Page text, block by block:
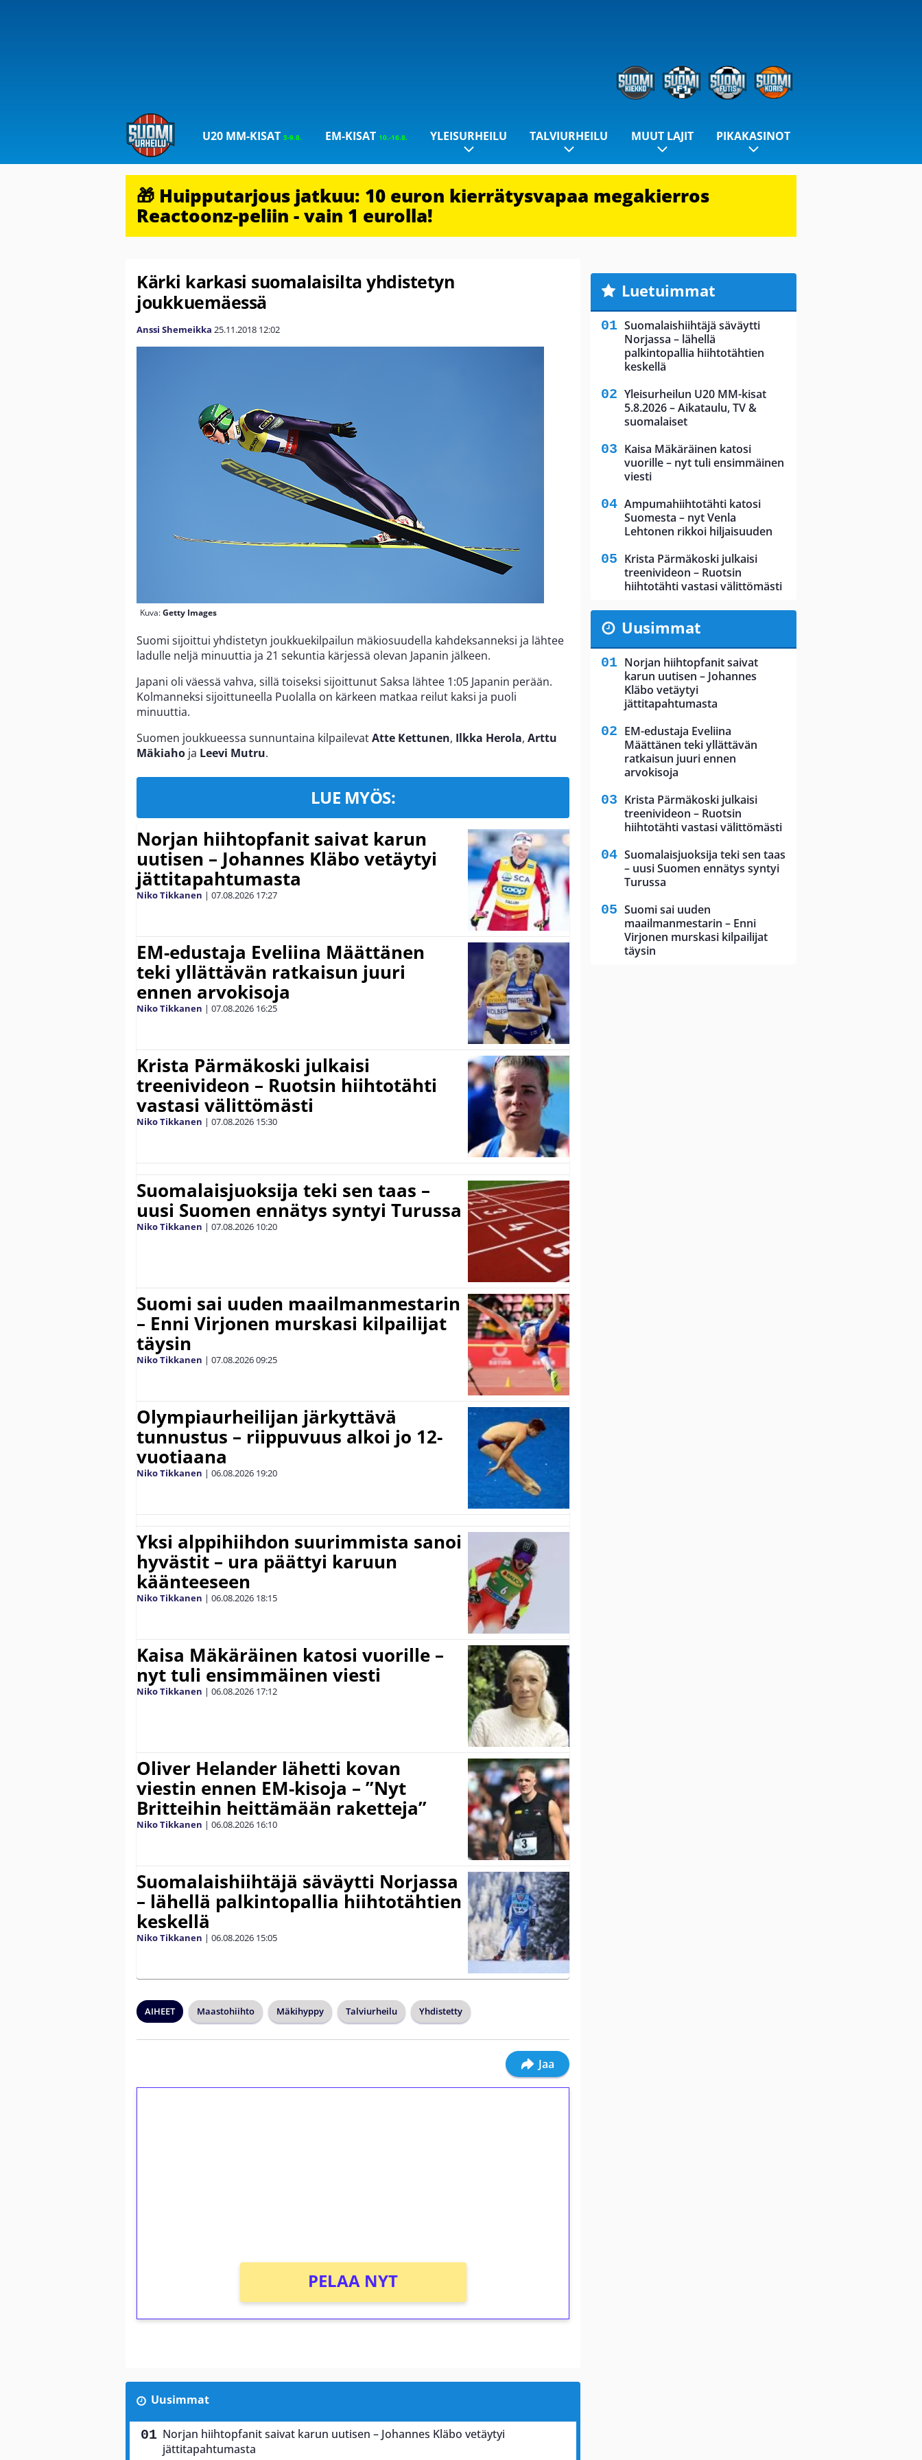
U20 MM-KISAT5-9.8. EM-KISAT 10.-16.8. YLEISURHEILU TALVIURHEILU MUUT LAJIT PIKAKASINOT
🎁 Huipputarjous jatkuu: 10 euron kierrätysvapaa megakierros
Reactoonz-peliin - vain 1 eurolla!
Kärki karkasi suomalaisilta yhdistetyn
joukkuemäessä
Anssi Shemeikka 25.11.2018 12:02
Kuva:Getty Images
Suomi sijoittui yhdistetyn joukkuekilpailun mäkiosuudella kahdeksanneksi ja lähtee
ladulle neljä minuuttia ja 21 sekuntia kärjessä olevan Japanin jälkeen.
Japani oli väessä vahva, sillä toiseksi sijoittunut Saksa lähtee 1:05 Japanin perään.
Kolmanneksi sijoittuneella Puolalla on kärkeen matkaa reilut kaksi ja puoli
minuuttia.
Suomen joukkueessa sunnuntaina kilpailevatAtte Kettunen, Ilkka Herola, Arttu
Mäkiaho ja Leevi Mutru.
LUE MYÖS:
Norjan hiihtopfanit saivat karun
uutisen – Johannes Kläbo vetäytyi
jättitapahtumasta
Niko Tikkanen | 07.08.2026 17:27
EM-edustaja Eveliina Määttänen
teki yllättävän ratkaisun juuri
ennen arvokisoja
Niko Tikkanen | 07.08.2026 16:25
Krista Pärmäkoski julkaisi
treenivideon – Ruotsin hiihtotähti
vastasi välittömästi
Niko Tikkanen | 07.08.2026 15:30
Suomalaisjuoksija teki sen taas –
uusi Suomen ennätys syntyi Turussa
Niko Tikkanen | 07.08.2026 10:20
Suomi sai uuden maailmanmestarin
– Enni Virjonen murskasi kilpailijat
täysin
Niko Tikkanen | 07.08.202609:25
Olympiaurheilijan järkyttävä
tunnustus – riippuvuus alkoi jo 12-
vuotiaana
Niko Tikkanen | 06.08.2026 19:20
Yksi alppihiihdon suurimmista sanoi
hyvästit – ura päättyi karuun
käänteeseen
Niko Tikkanen | 06.08.2026 18:15
Kaisa Mäkäräinen katosi vuorille –
nyt tuli ensimmäinen viesti
Niko Tikkanen | 06.08.2026 17:12
Oliver Helander lähetti kovan
viestin ennen EM-kisoja – ”Nyt
Britteihin heittämään raketteja”
Niko Tikkanen | 06.08.2026 16:10
Suomalaishiihtäjä säväytti Norjassa
– lähellä palkintopallia hiihtotähtien
keskellä
Niko Tikkanen | 06.08.2026 15:05
AIHEET Maastohiihto Mäkihyppy Talviurheilu Yhdistetty
Jaa
PELAA NYT
Uusimmat
Norjan hiihtopfanit saivat karun uutisen – Johannes Kläbo vetäytyi
jättitapahtumasta
Luetuimmat
Suomalaishiihtäjä säväytti
Norjassa – lähellä
palkintopallia hiihtotähtien
keskellä
Yleisurheilun U20 MM-kisat
5.8.2026 – Aikataulu, TV &
suomalaiset
Kaisa Mäkäräinen katosi
vuorille – nyt tuli ensimmäinen
viesti
Ampumahiihtotähti katosi
Suomesta – nyt Venla
Lehtonen rikkoi hiljaisuuden
Krista Pärmäkoski julkaisi
treenivideon – Ruotsin
hiihtotähti vastasi välittömästi
Uusimmat
Norjan hiihtopfanit saivat
karun uutisen – Johannes
Kläbo vetäytyi
jättitapahtumasta
EM-edustaja Eveliina
Määttänen teki yllättävän
ratkaisun juuri ennen
arvokisoja
Krista Pärmäkoski julkaisi
treenivideon – Ruotsin
hiihtotähti vastasi välittömästi
Suomalaisjuoksija teki sen taas
– uusi Suomen ennätys syntyi
Turussa
Suomi sai uuden
maailmanmestarin – Enni
Virjonen murskasi kilpailijat
täysin